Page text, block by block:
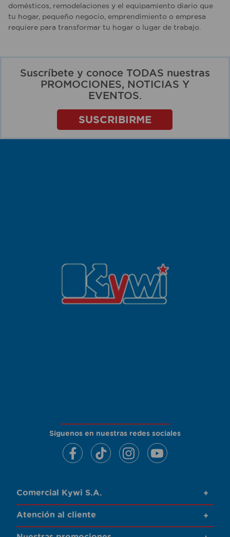
domésticos, remodelaciones y el equipamiento diario que
tu hogar, pequeño negocio, emprendimiento o empresa
requiere para transformar tu hogar o lugar de trabajo.
Suscríbete y conoce TODAS nuestras
PROMOCIONES, NOTICIAS Y
EVENTOS.
SUSCRIBIRME
Siguenos en nuestras redes sociales
Comercial Kywi S.A. +
Atención al cliente +